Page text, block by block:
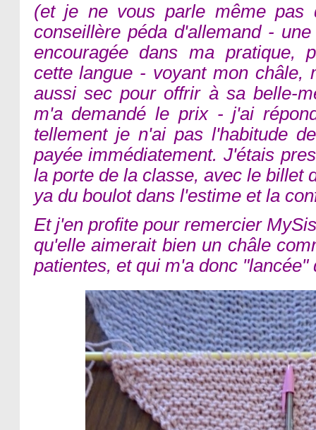
(et je ne vous parle même pas
conseillère péda d'allemand -
encouragée dans ma pratique,
cette langue - voyant mon châle,
aussi sec pour offrir à sa belle-
m'a demandé le prix - j'ai
tellement je n'ai pas l'habitude
payée immédiatement. J'étais
la porte de la classe, avec le billet
ya du boulot dans l'estime et la
Et j'en profite pour remercier
qu'elle aimerait bien un châle
patientes, et qui m'a donc "lancée"